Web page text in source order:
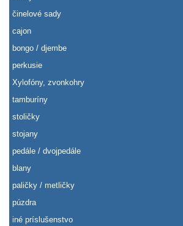
činelové sady
cajon
bongo / djembe
perkusie
Xylofóny, zvonkohry
tamburíny
stoličky
stojany
pedále / dvojpedále
blany
paličky / metličky
púzdra
iné príslušenstvo